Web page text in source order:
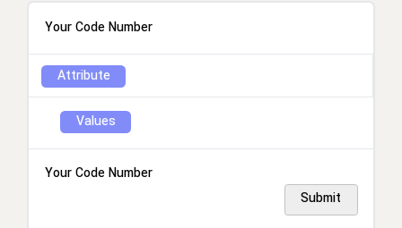
Your Code Number
Attribute
Values
Your Code Number
Submit